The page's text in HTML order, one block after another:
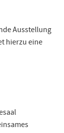
Ausstellung
hierzu eine